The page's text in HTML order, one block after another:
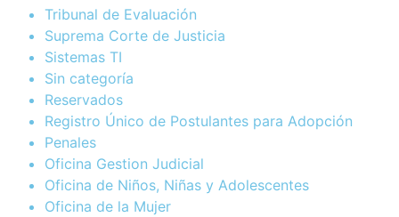
Tribunal de Evaluación
Suprema Corte de Justicia
Sistemas TI
Sin categoría
Reservados
Registro Único de Postulantes para Adopción
Penales
Oficina Gestion Judicial
Oficina de Niños, Niñas y Adolescentes
Oficina de la Mujer